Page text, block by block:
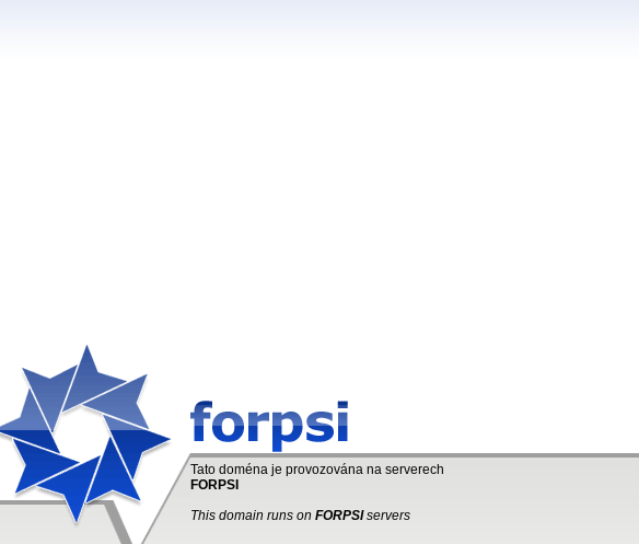
Tato doména je provozována na serverech
FORPSI
This domain runs on FORPSIservers